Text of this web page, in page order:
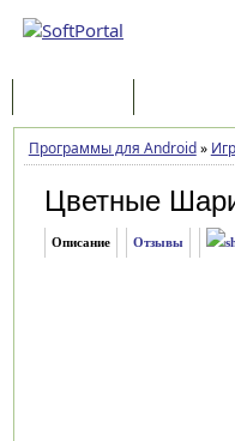
Программы для Android»
Цветные
Описание Отзывы